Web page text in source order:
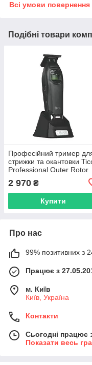
Всі умови повернення
Подібні товари
Професійний тример
стрижки та окантовки
Professional Outer Rotor
2 970 ₴
Купити
Про нас
99% позитивних з
Працює з
м. Київ
Київ, Україна
Контакти
Сьогодні працює
Показати весь